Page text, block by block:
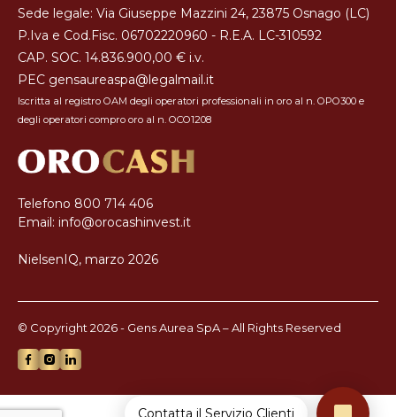
Sede legale: Via Giuseppe Mazzini 24, 23875 Osnago (LC)
P.Iva e Cod.Fisc. 06702220960 - R.E.A. LC-310592
CAP. SOC. 14.836.900,00 € i.v.
PEC gensaureaspa@legalmail.it
Iscritta al registro OAM degli operatori professionali in oro al n. OPO300 e
degli operatori compro oro al n. OCO1208
Telefono 800 714 406
Email: info@orocashinvest.it
NielsenIQ, marzo 2026
© Copyright 2026 - Gens Aurea SpA – All Rights Reserved
Contatta il Servizio Clienti